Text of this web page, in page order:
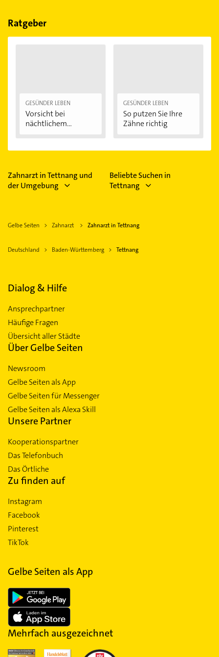
Kieferorthopädie und Zahnerhaltung.
Ratgeber
GESÜNDER LEBEN
Vorsicht bei
nächtlichem
GESÜNDER LEBEN
So putzen Sie Ihre
Zähne richtig
Zahnarzt in Tettnang und
der Umgebung
Beliebte Suchen in
Tettnang
Gelbe Seiten Zahnarzt Zahnarzt in Tettnang
Deutschland Baden-Württemberg Tettnang
Dialog & Hilfe
Ansprechpartner
Häufige Fragen
Übersicht aller Städte
Über Gelbe Seiten
Newsroom
Gelbe Seiten als App
Gelbe Seiten für Messenger
Gelbe Seiten als Alexa Skill
Unsere Partner
Kooperationspartner
Das Telefonbuch
Das Örtliche
Zu finden auf
Instagram
Facebook
Pinterest
TikTok
Gelbe Seiten als App
Mehrfach ausgezeichnet